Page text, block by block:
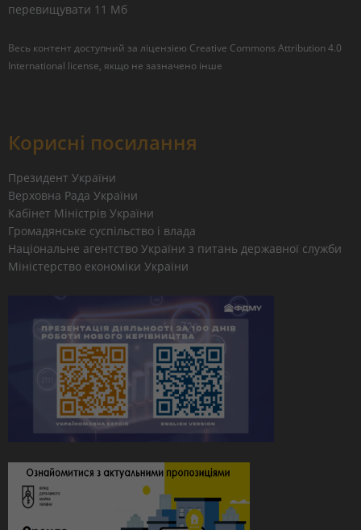
перевищувати 11 Мб
Весь контент доступний за ліцензією Creative Commons Attribution 4.0
International license, якщо не зазначено інше
Корисні посилання
Президент України
Верховна Рада України
Кабінет Міністрів України
Громадянське суспільство і влада
Національне агентство України з питань державної служби
Міністерство економіки України